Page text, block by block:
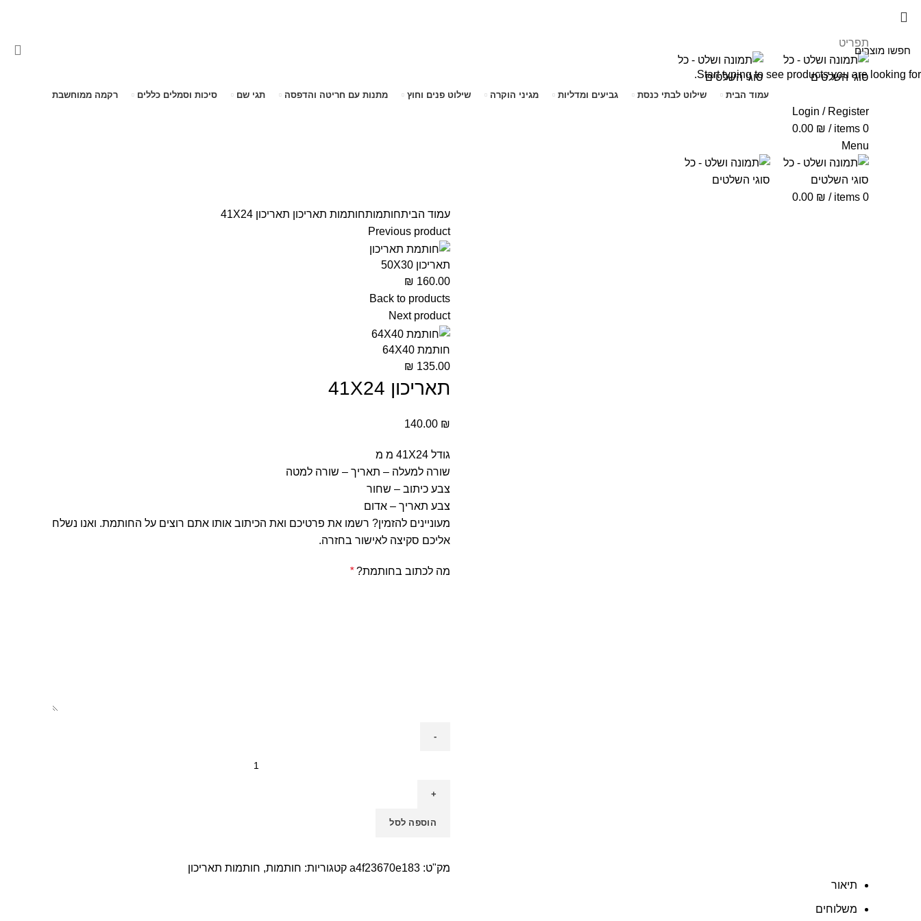
תפריט
עמוד הבית שילוט לבתי כנסת גביעים ומדליות מגיני הוקרה שילוט פנים וחוץ מתנות עם חריטה והדפסה תגי שם סיכות וסמלים כללים רקמה ממוחשבת
Login / Register
0
items
/
0.00 ₪
Menu
0
items
/
0.00 ₪
עמוד הביתחותמותחותמות תאריכון תאריכון 41X24
Previous product
תאריכון 50X30
160.00
₪
Back to products
Next product
חותמת 64X40
135.00
₪
תאריכון 41X24
140.00 ₪
גודל 41X24 מ מ
שורה למעלה – תאריך – שורה למטה
צבע כיתוב – שחור
צבע תאריך – אדום
מעוניינים להזמין? רשמו את פרטיכם ואת הכיתוב אותו אתם רוצים על החותמת. ואנו נשלח
אליכם סקיצה לאישור בחזרה.
מה לכתוב בחותמת?*
הוספה לסל
מק"ט: a4f23670e183 קטגוריות: חותמות, חותמות תאריכון
תיאור
משלוחים
Start typing to see products you are looking for.